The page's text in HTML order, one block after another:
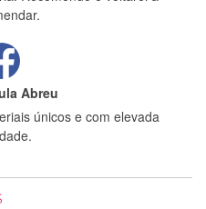
Abreu
únicos e com elevada